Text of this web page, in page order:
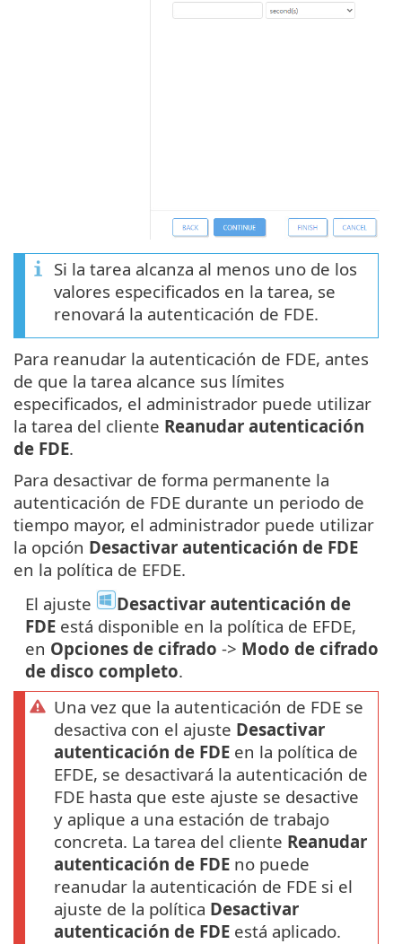
Si la tarea alcanza al menos uno de los
valores especificados en la tarea, se
renovará la autenticación de FDE.
Para reanudar la autenticación de FDE, antes
de que la tarea alcance sus límites
especificados, el administrador puede utilizar
la tarea del cliente Reanudar autenticación
de FDE.
Para desactivar de forma permanente la
autenticación de FDE durante un periodo de
tiempo mayor, el administrador puede utilizar
la opción Desactivar autenticación de FDE
en la política de EFDE.
El ajuste
Desactivar autenticación de
FDE está disponible en la política de EFDE,
en Opciones de cifrado -> Modo de cifrado
de disco completo.
Una vez que la autenticación de FDE se
desactiva con el ajuste Desactivar
autenticación de FDE en la política de
EFDE, se desactivará la autenticación de
FDE hasta que este ajuste se desactive
y aplique a una estación de trabajo
concreta. La tarea del cliente Reanudar
autenticación de FDE no puede
reanudar la autenticación de FDE si el
ajuste de la política Desactivar
autenticación de FDE está aplicado.